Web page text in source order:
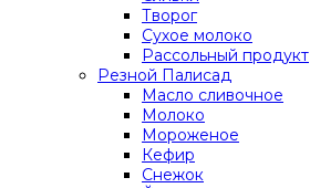
Творог
Сухое молоко
Рассольный продукт
Резной Палисад
Масло сливочное
Молоко
Мороженое
Кефир
Снежок